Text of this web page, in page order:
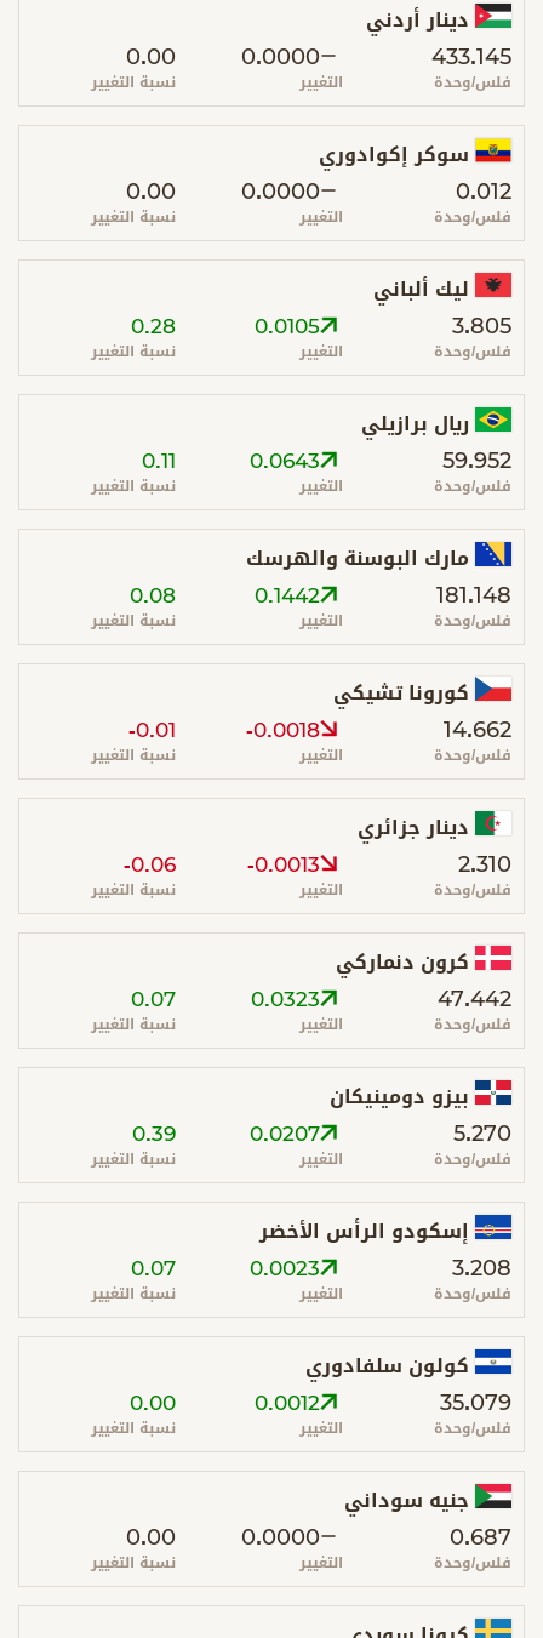
دينار أردني
433.145
فلس/وحدة
0.0000
التغيير
0.00
نسبة التغيير
سوكر إكوادوري
0.012
فلس/وحدة
0.0000
التغيير
0.00
نسبة التغيير
ليك ألباني
3.805
فلس/وحدة
0.0105
التغيير
0.28
نسبة التغيير
ريال برازيلي
59.952
فلس/وحدة
0.0643
التغيير
0.11
نسبة التغيير
مارك البوسنة والهرسك
181.148
فلس/وحدة
0.1442
التغيير
0.08
نسبة التغيير
كورونا تشيكي
14.662
فلس/وحدة
-0.0018
التغيير
-0.01
نسبة التغيير
دينار جزائري
2.310
فلس/وحدة
-0.0013
التغيير
-0.06
نسبة التغيير
كرون دنماركي
47.442
فلس/وحدة
0.0323
التغيير
0.07
نسبة التغيير
بيزو دومينيكان
5.270
فلس/وحدة
0.0207
التغيير
0.39
نسبة التغيير
إسكودو الرأس الأخضر
3.208
فلس/وحدة
0.0023
التغيير
0.07
نسبة التغيير
كولون سلفادوري
35.079
فلس/وحدة
0.0012
التغيير
0.00
نسبة التغيير
جنيه سوداني
0.687
فلس/وحدة
0.0000
التغيير
0.00
نسبة التغيير